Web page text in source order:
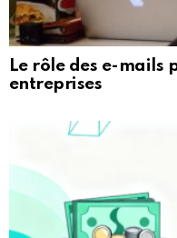
Le rôle des e-mails
entreprises